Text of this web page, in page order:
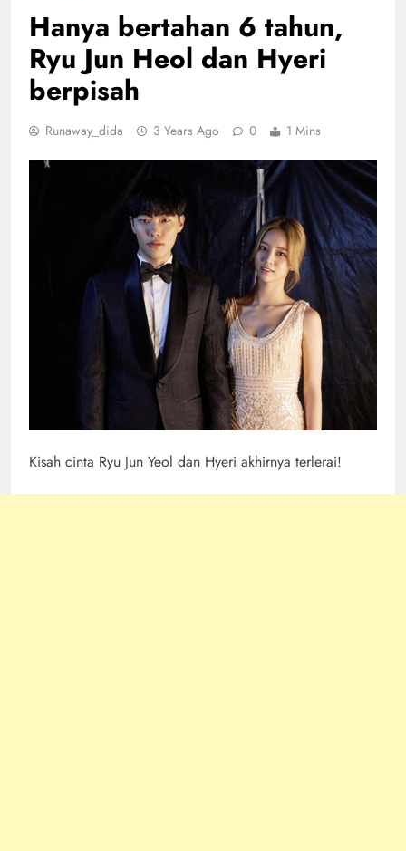
Hanya bertahan 6 tahun,
Ryu Jun Heol dan Hyeri
berpisah
Runaway_dida 3 Years Ago 0 1 Mins
Kisah cinta Ryu Jun Yeol dan Hyeri akhirnya terlerai!